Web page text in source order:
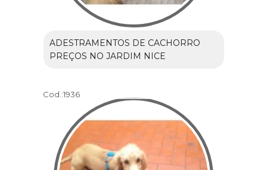
ADESTRAMENTOS DE CACHORRO
PREÇOS NO JARDIM NICE
Cod.:1936